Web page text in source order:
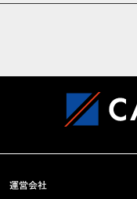
運営会社